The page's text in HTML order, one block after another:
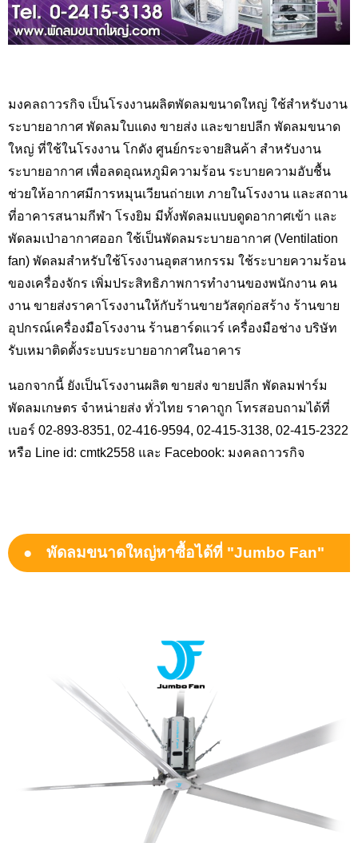
มงคลถาวรกิจ เป็นโรงงานผลิตพัดลมขนาดใหญ่ ใช้สำหรับงาน
ระบายอากาศ พัดลมใบแดง ขายส่ง และขายปลีก พัดลมขนาด
ใหญ่ ที่ใช้ในโรงงาน โกดัง ศูนย์กระจายสินค้า สำหรับงาน
ระบายอากาศ เพื่อลดอุณหภูมิความร้อน ระบายความอับชื้น
ช่วยให้อากาศมีการหมุนเวียนถ่ายเท ภายในโรงงาน และสถาน
ที่อาคารสนามกีฬา โรงยิม มีทั้งพัดลมแบบดูดอากาศเข้า และ
พัดลมเป่าอากาศออก ใช้เป็นพัดลมระบายอากาศ (Ventilation
fan) พัดลมสำหรับใช้โรงงานอุตสาหกรรม ใช้ระบายความร้อน
ของเครื่องจักร เพิ่มประสิทธิภาพการทำงานของพนักงาน คน
งาน ขายส่งราคาโรงงานให้กับร้านขายวัสดุก่อสร้าง ร้านขาย
อุปกรณ์เครื่องมือโรงงาน ร้านฮาร์ดแวร์ เครื่องมือช่าง บริษัท
รับเหมาติดตั้งระบบระบายอากาศในอาคาร
นอกจากนี้ ยังเป็นโรงงานผลิต ขายส่ง ขายปลีก พัดลมฟาร์ม
พัดลมเกษตร จำหน่ายส่ง ทั่วไทย ราคาถูก โทรสอบถามได้ที่
เบอร์ 02-893-8351, 02-416-9594, 02-415-3138, 02-415-2322
หรือ Line id: cmtk2558 และ Facebook: มงคลถาวรกิจ
พัดลมขนาดใหญ่หาซื้อได้ที่ "Jumbo Fan"